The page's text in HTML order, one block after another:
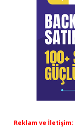
Reklam ve İletişim: